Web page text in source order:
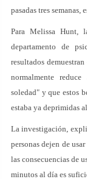
pasadas tres
Para Melissa Hunt,
departamento de
resultados
normalmente
soledad" y que estos
estaba ya deprimidas
La investigación,
personas dejen de
las consecuencias de
minutos al día es